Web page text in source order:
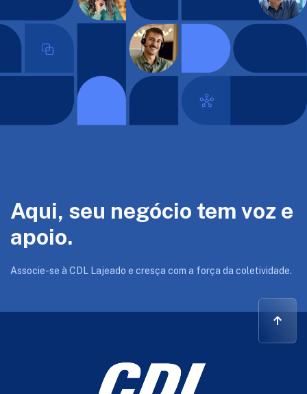
Aqui, seu negócio tem voz e
apoio.
Associe-se à CDL Lajeado e cresça com a força da coletividade.